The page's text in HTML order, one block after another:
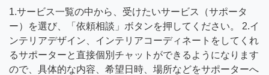
1.サービス一覧の中から、受けたいサービス（サポータ
ー）を選び、「依頼相談」ボタンを押してください。 2.イ
ンテリアデザイン、インテリアコーディネートをしてくれ
るサポーターと直接個別チャットができるようになります
ので、具体的な内容、希望日時、場所などをサポーターへ